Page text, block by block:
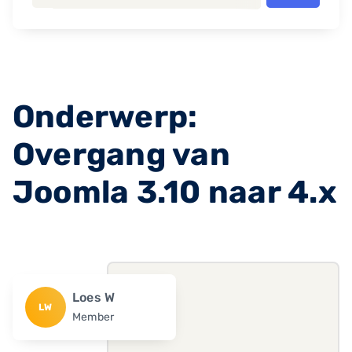
Onderwerp:
Overgang van
Joomla 3.10 naar 4.x
LW
Loes W
Member